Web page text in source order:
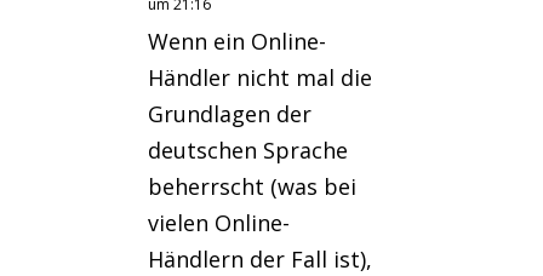
um 21:16
Wenn ein Online-
Händler nicht mal die
Grundlagen der
deutschen Sprache
beherrscht (was bei
vielen Online-
Händlern der Fall ist),